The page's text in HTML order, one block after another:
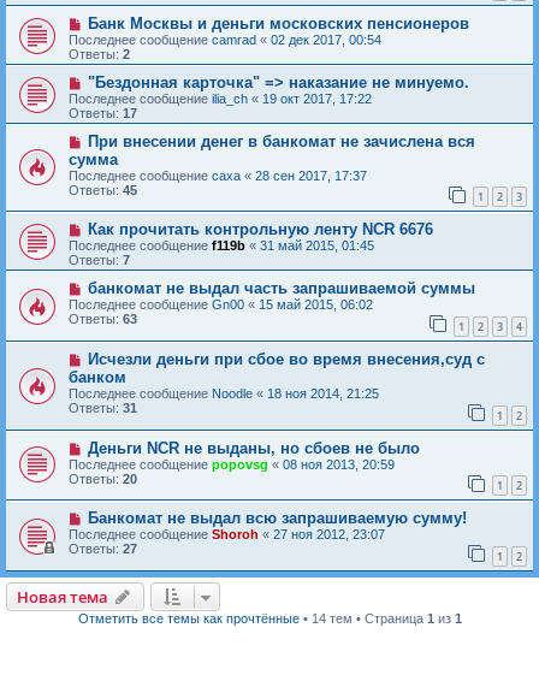
Банк Москвы и деньги московских пенсионеров
Последнее сообщение camrad « 02 дек 2017, 00:54
Ответы: 2
"Бездонная карточка" => наказание не минуемо.
Последнее сообщение ilia_ch « 19 окт 2017, 17:22
Ответы: 17
При внесении денег в банкомат не зачислена вся
сумма
Последнее сообщение caxa « 28 сен 2017, 17:37
Ответы: 45 1 2 3
Как прочитать контрольную ленту NCR 6676
Последнее сообщение f119b « 31 май 2015, 01:45
Ответы: 7
банкомат не выдал часть запрашиваемой суммы
Последнее сообщение Gn00 « 15 май 2015, 06:02
Ответы: 63 1 2 3 4
Исчезли деньги при сбое во время внесения,суд с
банком
Последнее сообщение Noodle « 18 ноя 2014, 21:25
Ответы: 31 1 2
Деньги NCR не выданы, но сбоев не было
Последнее сообщение popovsg « 08 ноя 2013, 20:59
Ответы: 20 1 2
Банкомат не выдал всю запрашиваемую сумму!
Последнее сообщение Shoroh « 27 ноя 2012, 23:07
Ответы: 27 1 2
Новая тема
Новаятема
Отметить все темы как прочтённые• 14 тем • Страница 1 из 1